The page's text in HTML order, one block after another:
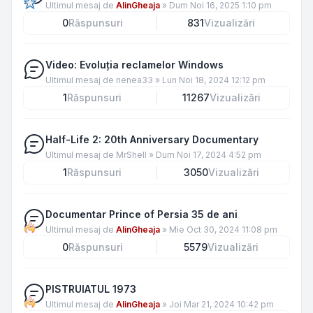
Ultimul mesaj de AlinGheaja » Dum Noi 16, 2025 1:10 pm
0Răspunsuri 831Vizualizări
Video: Evoluția reclamelor Windows
Ultimul mesaj de nenea33 » Lun Noi 18, 2024 12:12 pm
1Răspunsuri 11267Vizualizări
Half-Life 2: 20th Anniversary Documentary
Ultimul mesaj de MrShell » Dum Noi 17, 2024 4:52 pm
1Răspunsuri 3050Vizualizări
Documentar Prince of Persia 35 de ani
Ultimul mesaj de AlinGheaja » Mie Oct 30, 2024 11:08 pm
0Răspunsuri 5579Vizualizări
PISTRUIATUL 1973
Ultimul mesaj de AlinGheaja » Joi Mar 21, 2024 10:42 pm